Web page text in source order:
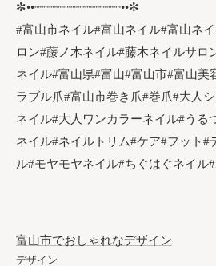
✼••┈┈┈┈┈┈┈┈┈┈┈┈••✼
#富山市ネイル#富山ネイル#富山ネ
ロン#藤ノ木ネイル#藤木ネイルサロ
ネイル#富山県#富山#富山市#富山美
ラブル爪#富山市巻き爪#巻爪#大人
ネイル#大人ワンカラーネイル#うる
ネイル#ネイルトリム#ケア#フット#
ル#モヤモヤネイル#ちぐはぐネイル
富山市でおしゃれなデザイン
デザイン